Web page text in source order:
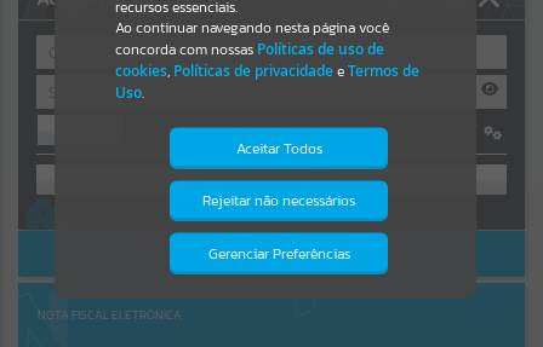
Por favor, aguarde...
Por favor, aguarde...
OU
Cadastre-se|Recuperar Senha
ACESSAR SEM LOGIN
NOTA FISCAL ELETRÔNICA
recursos essenciais.
Ao continuar navegando nesta página você
concorda com nossas Políticas de uso de
cookies, Políticas de privacidadeeTermos de
Uso.
Aceitar Todos
Rejeitar não necessários
Gerenciar Preferências
Isto significa que diversos recursos
providenciados poderão não estar